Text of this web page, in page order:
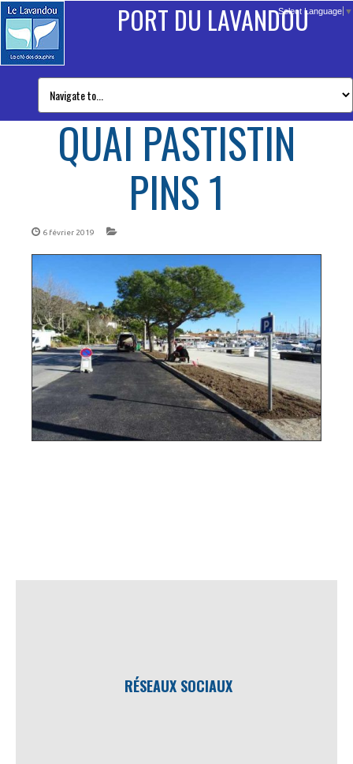
Select Language ▼
PORT DU LAVANDOU
QUAI PASTISTIN
PINS 1
6 février 2019
RÉSEAUX SOCIAUX